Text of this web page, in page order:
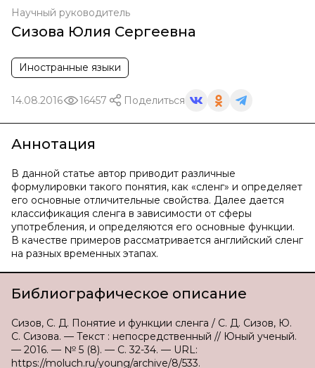
Научный руководитель
Сизова Юлия Сергеевна
Иностранные языки
14.08.2016 16457 Поделиться
Аннотация
В данной статье автор приводит различные
формулировки такого понятия, как «сленг» и определяет
его основные отличительные свойства. Далее дается
классификация сленга в зависимости от сферы
употребления, и определяются его основные функции.
В качестве примеров рассматривается английский сленг
на разных временных этапах.
Библиографическое описание
Сизов, С. Д. Понятие и функции сленга / С. Д. Сизов, Ю.
С. Сизова. — Текст : непосредственный // Юный ученый.
— 2016. — № 5 (8). — С. 32-34. — URL:
https://moluch.ru/young/archive/8/533.